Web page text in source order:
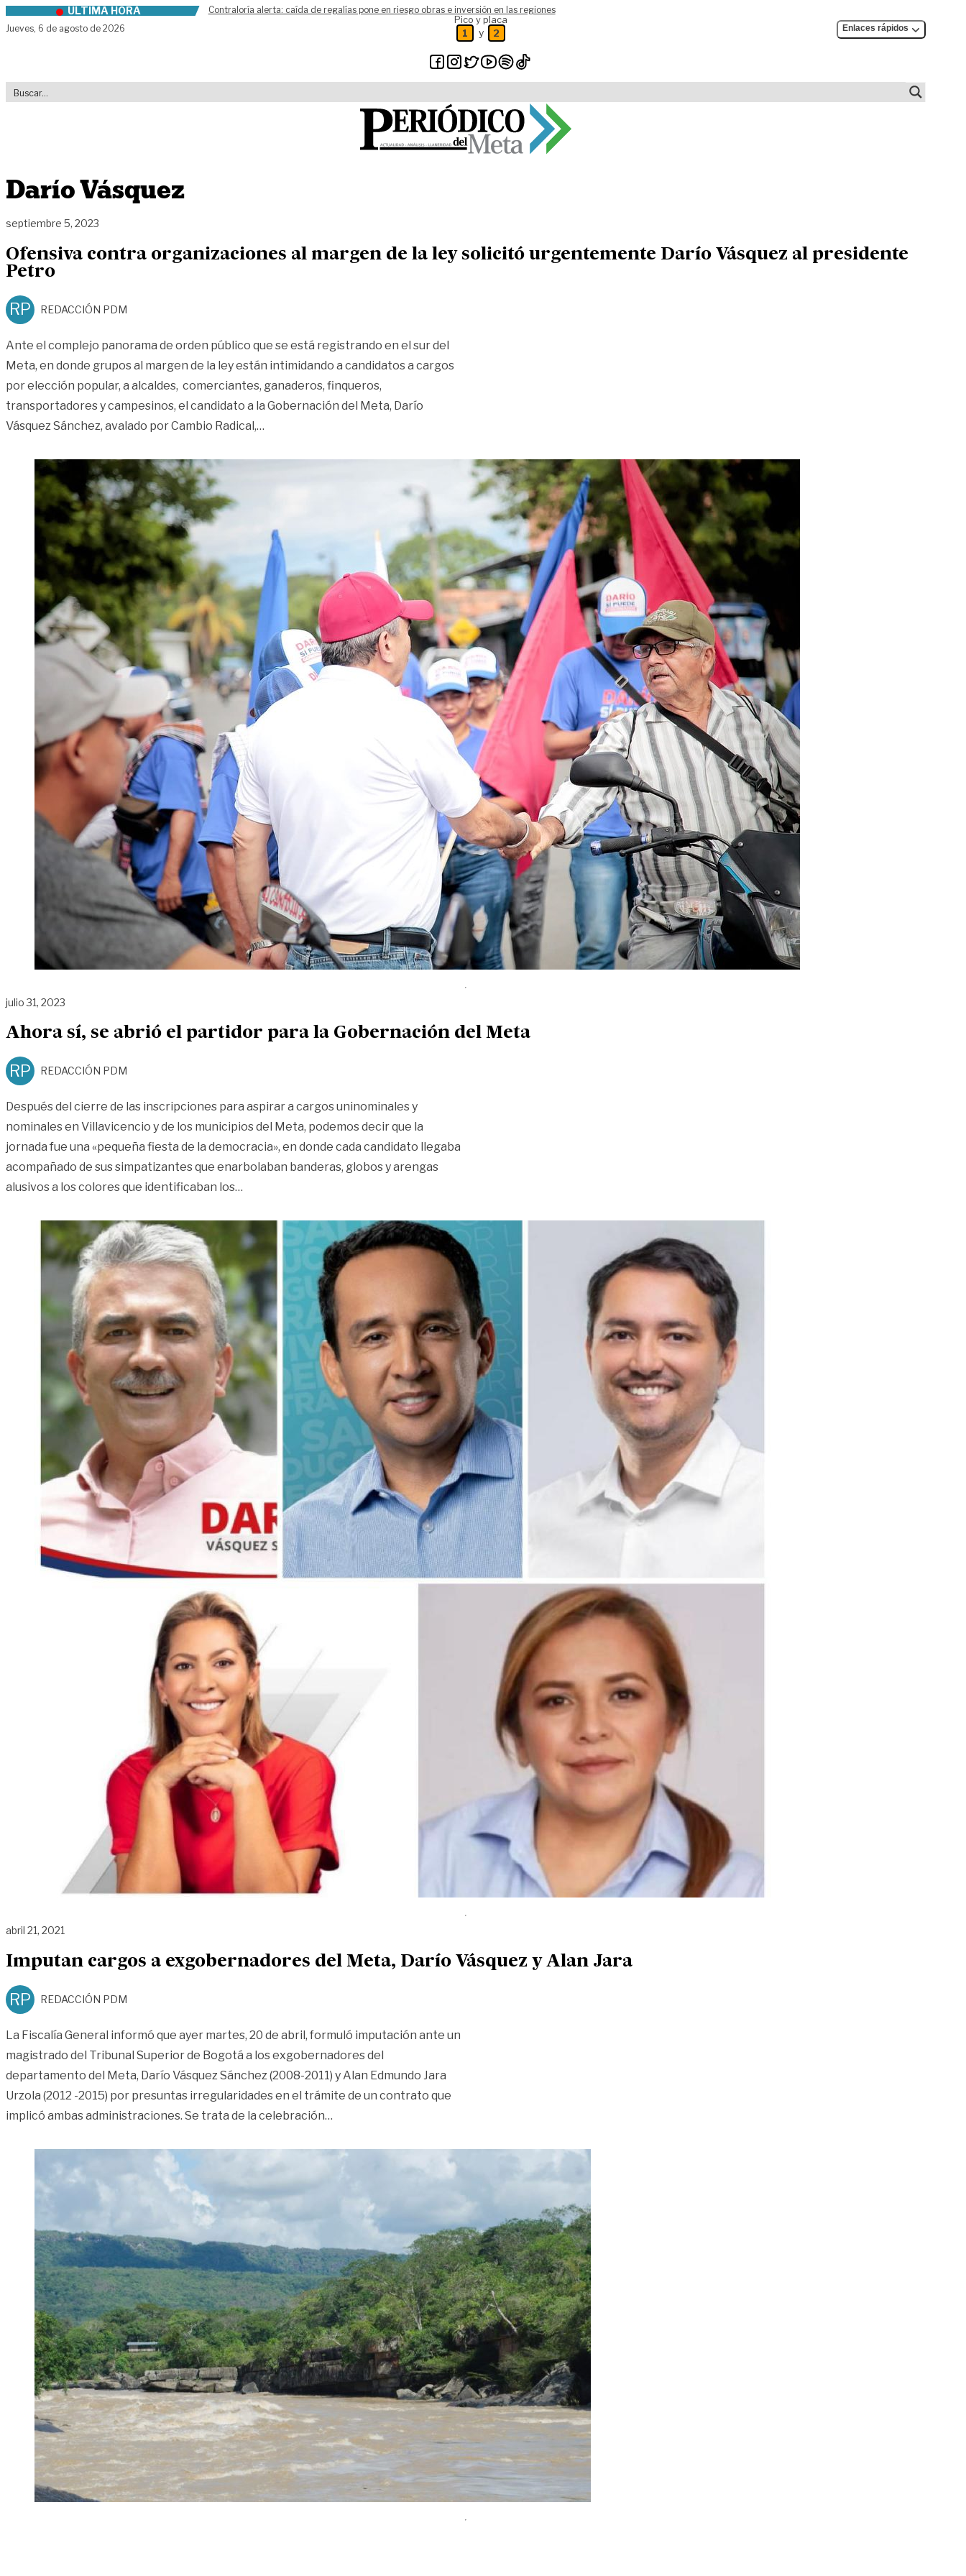
Skip to contentÚLTIMA HORA
Contraloría alerta: caída de regalías pone en riesgo obras e inversión en las regiones
Jueves, 6 de agosto de 2026
Pico y placa
1 y 2 Enlaces rápidos
Darío Vásquez
septiembre 5, 2023
Ofensiva contra organizaciones al margen de la ley solicitó urgentemente Darío Vásquez al presidente
Petro
RP REDACCIÓN PDM
Ante el complejo panorama de orden público que se está registrando en el sur del
Meta, en donde grupos al margen de la ley están intimidando a candidatos a cargos
por elección popular, a alcaldes, comerciantes, ganaderos, finqueros,
transportadores y campesinos, el candidato a la Gobernación del Meta, Darío
Vásquez Sánchez, avalado por Cambio Radical,…
julio 31, 2023
Ahora sí, se abrió el partidor para la Gobernación del Meta
RP REDACCIÓN PDM
Después del cierre de las inscripciones para aspirar a cargos uninominales y
nominales en Villavicencio y de los municipios del Meta, podemos decir que la
jornada fue una «pequeña fiesta de la democracia», en donde cada candidato llegaba
acompañado de sus simpatizantes que enarbolaban banderas, globos y arengas
alusivos a los colores que identificaban los…
abril 21, 2021
Imputan cargos a exgobernadores del Meta, Darío Vásquez y Alan Jara
RP REDACCIÓN PDM
La Fiscalía General informó que ayer martes, 20 de abril, formuló imputación ante un
magistrado del Tribunal Superior de Bogotá a los exgobernadores del
departamento del Meta, Darío Vásquez Sánchez (2008-2011) y Alan Edmundo Jara
Urzola (2012 -2015) por presuntas irregularidades en el trámite de un contrato que
implicó ambas administraciones. Se trata de la celebración…